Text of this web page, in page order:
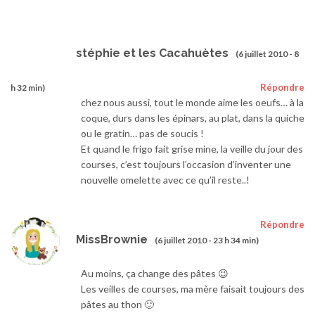
stéphie et les Cacahuètes (6 juillet 2010 - 8
h 32 min) Répondre
chez nous aussi, tout le monde aime les oeufs… à la
coque, durs dans les épinars, au plat, dans la quiche
ou le gratin… pas de soucis !
Et quand le frigo fait grise mine, la veille du jour des
courses, c’est toujours l’occasion d’inventer une
nouvelle omelette avec ce qu’il reste..!
MissBrownie (6 juillet 2010 - 23 h 34 min)
Répondre
Au moins, ça change des pâtes 😉
Les veilles de courses, ma mère faisait toujours des
pâtes au thon 🙂